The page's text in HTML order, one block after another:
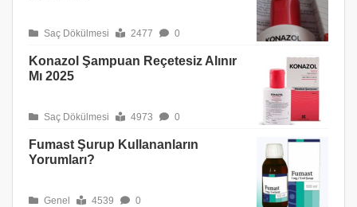
Saç Dökülmesi 2477 0
Konazol Şampuan Reçetesiz Alınır
Mı 2025
Saç Dökülmesi 4973 0
Fumast Şurup Kullananların
Yorumları?
Genel 4539 0